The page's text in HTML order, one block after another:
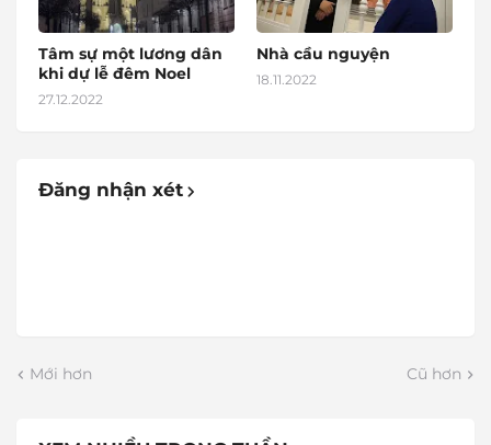
Tâm sự một lương dân
khi dự lễ đêm Noel
27.12.2022
Nhà cầu nguyện
18.11.2022
Đăng nhận xét
Mới hơn Cũ hơn